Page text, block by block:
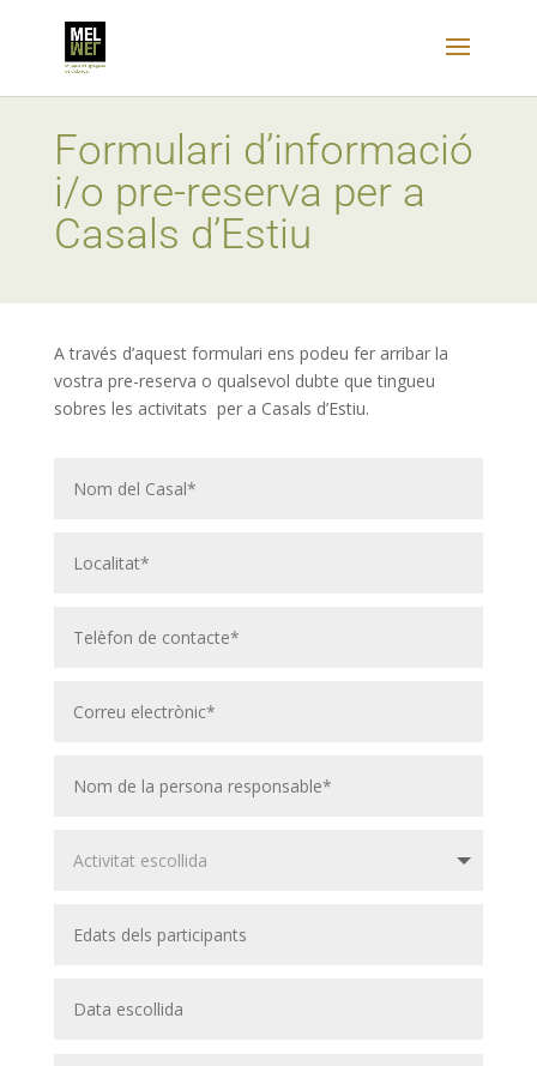
Formulari d’informació
i/o pre-reserva per a
Casals d’Estiu
A través d’aquest formulari ens podeu fer arribar la
vostra pre-reserva o qualsevol dubte que tingueu
sobres les activitats per a Casals d’Estiu.